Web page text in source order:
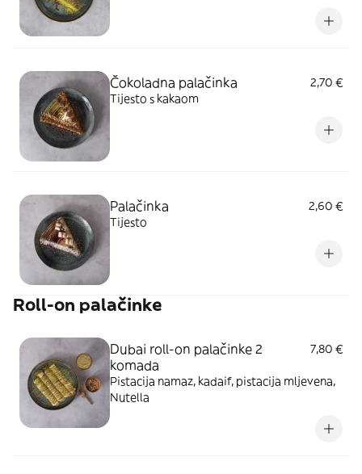
Čokoladna palačinka
2,70 €
Tijesto s kakaom
Palačinka
2,60 €
Tijesto
Roll-on palačinke
Dubai roll-on palačinke 2
komada
7,80 €
Pistacija namaz, kadaif, pistacija mljevena,
Nutella